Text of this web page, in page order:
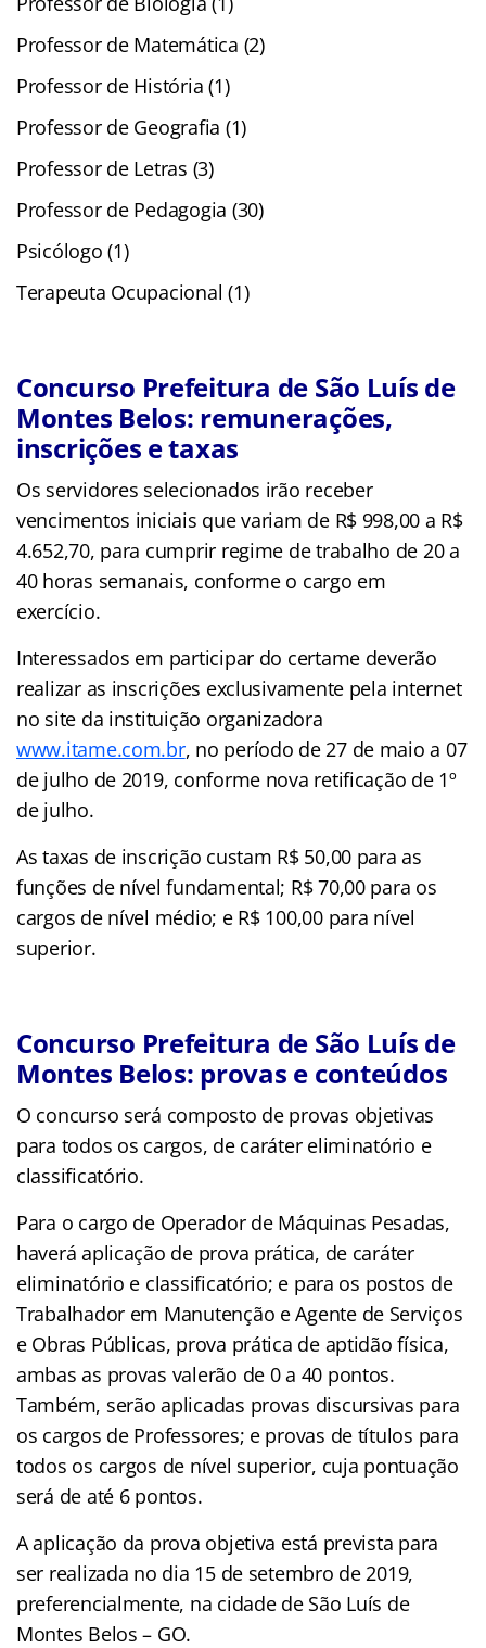
Professor de Matemática (2)
Professor de História (1)
Professor de Geografia (1)
Professor de Letras (3)
Professor de Pedagogia (30)
Psicólogo (1)
Terapeuta Ocupacional (1)
Concurso Prefeitura de São Luís de
Montes Belos: remunerações,
inscrições e taxas
Os servidores selecionados irão receber
vencimentos iniciais que variam de R$ 998,00 a R$
4.652,70, para cumprir regime de trabalho de 20 a
40 horas semanais, conforme o cargo em
exercício.
Interessados em participar do certame deverão
realizar as inscrições exclusivamente pela internet
no site da instituição organizadora
www.itame.com.br, no período de 27 de maio a 07
de julho de 2019, conforme nova retificação de 1º
de julho.
As taxas de inscrição custam R$ 50,00 para as
funções de nível fundamental; R$ 70,00 para os
cargos de nível médio; e R$ 100,00 para nível
superior.
Concurso Prefeitura de São Luís de
Montes Belos: provas e conteúdos
O concurso será composto de provas objetivas
para todos os cargos, de caráter eliminatório e
classificatório.
Para o cargo de Operador de Máquinas Pesadas,
haverá aplicação de prova prática, de caráter
eliminatório e classificatório; e para os postos de
Trabalhador em Manutenção e Agente de Serviços
e Obras Públicas, prova prática de aptidão física,
ambas as provas valerão de 0 a 40 pontos.
Também, serão aplicadas provas discursivas para
os cargos de Professores; e provas de títulos para
todos os cargos de nível superior, cuja pontuação
será de até 6 pontos.
A aplicação da prova objetiva está prevista para
ser realizada no dia 15 de setembro de 2019,
preferencialmente, na cidade de São Luís de
Montes Belos – GO.